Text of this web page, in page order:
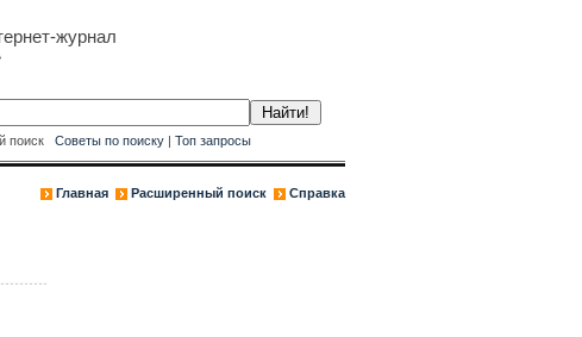
журнал
поиск Советы по поиску| Топ запросы
Главная Расширенный поиск Справка